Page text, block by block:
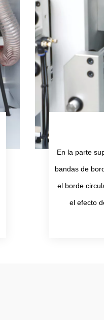
En la parte
bandas de
el borde
el efecto